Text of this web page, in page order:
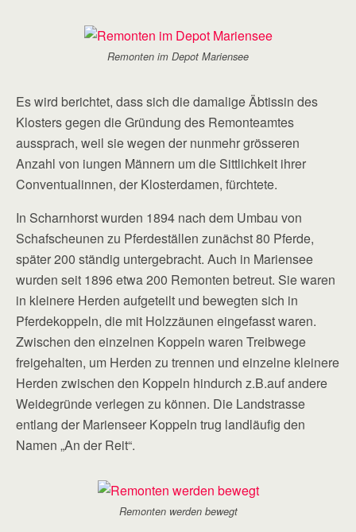
Remonten im Depot Mariensee
Es wird berichtet, dass sich die damalige Äbtissin des
Klosters gegen die Gründung des Remonteamtes
aussprach, weil sie wegen der nunmehr grösseren
Anzahl von iungen Männern um die Sittlichkeit ihrer
Conventualinnen, der Klosterdamen, fürchtete.
In Scharnhorst wurden 1894 nach dem Umbau von
Schafscheunen zu Pferdeställen zunächst 80 Pferde,
später 200 ständig untergebracht. Auch in Mariensee
wurden seit 1896 etwa 200 Remonten betreut. Sie waren
in kleinere Herden aufgeteilt und bewegten sich in
Pferdekoppeln, die mit Holzzäunen eingefasst waren.
Zwischen den einzelnen Koppeln waren Treibwege
freigehalten, um Herden zu trennen und einzelne kleinere
Herden zwischen den Koppeln hindurch z.B.auf andere
Weidegründe verlegen zu können. Die Landstrasse
entlang der Marienseer Koppeln trug landläufig den
Namen „An der Reit“.
Remonten werden bewegt